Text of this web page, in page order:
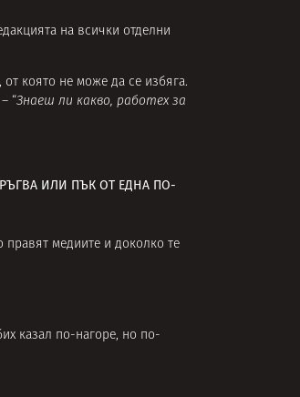
на всички отделни
която не може да се избяга.
“Знаеш ли какво, работех за
ИЛИ ПЪК ОТ ЕДНА ПО-
правят медиите и доколко те
казал по-нагоре, но по-